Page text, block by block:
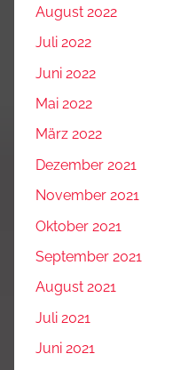
August 2022
Juli 2022
Juni 2022
Mai 2022
März 2022
Dezember 2021
November 2021
Oktober 2021
September 2021
August 2021
Juli 2021
Juni 2021